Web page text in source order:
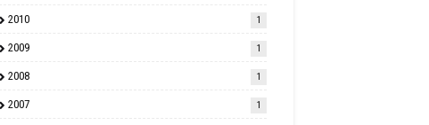
2010 1
2009 1
2008 1
2007 1